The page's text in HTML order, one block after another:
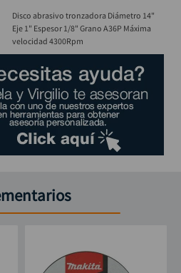
Disco abrasivo tronzadora Diámetro 14"
Eje 1" Espesor 1/8" Grano A36P Máxima
velocidad 4300Rpm